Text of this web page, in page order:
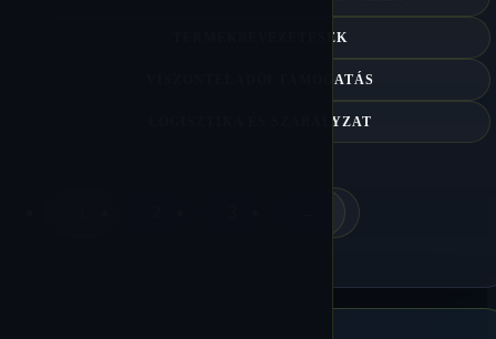
TERMÉKBEVEZETÉSEK
VISZONTELADÓI TÁMOGATÁS
LOGISZTIKA ÉS SZABÁLYZAT